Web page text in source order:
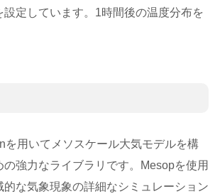
定しています。1時間後の温度分布を
を用いてメソスケール大気モデルを構
強力なライブラリです。Mesopを使用
的な気象現象の詳細なシミュレーション